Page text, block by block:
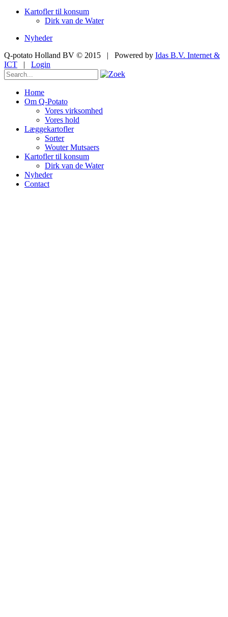
Kartofler til konsum
Dirk van de Water
Nyheder
Q-potato Holland BV © 2015 | Powered by Idas B.V. Internet &
ICT
| Login
Home
Om Q-Potato
Vores virksomhed
Vores hold
Læggekartofler
Sorter
Wouter Mutsaers
Kartofler til konsum
Dirk van de Water
Nyheder
Contact